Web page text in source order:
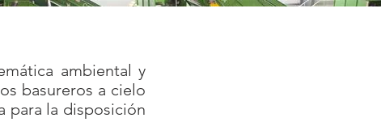
ambiental y
basureros a cielo
para la disposición